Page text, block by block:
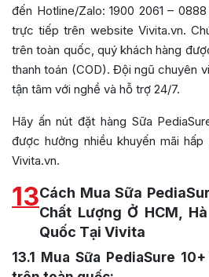
đến Hotline/Zalo: 1900 2061 –
trực tiếp trên website Vivita.vn.
trên toàn quốc, quý khách hàng
thanh toán (COD). Đội ngũ chuyên
tận tâm với nghề và hỗ trợ 24/7.
Hãy ấn nút đặt hàng Sữa
được hưởng nhiều khuyến mãi
Vivita.vn.
13Cách Mua Sữa
Chất Lượng Ở HCM,
Quốc Tại Vivita
13.1
Mua Sữa PediaSure